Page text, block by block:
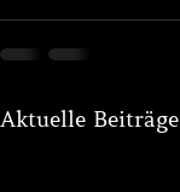
Aktuelle Beiträge